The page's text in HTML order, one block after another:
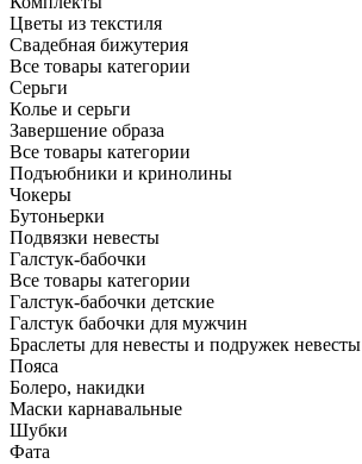
Цветы из текстиля
Свадебная бижутерия
Все товары категории
Серьги
Колье и серьги
Завершение образа
Все товары категории
Подъюбники и кринолины
Чокеры
Бутоньерки
Подвязки невесты
Галстук-бабочки
Все товары категории
Галстук-бабочки детские
Галстук бабочки для мужчин
Браслеты для невесты и подружек невесты
Пояса
Болеро, накидки
Маски карнавальные
Шубки
Фата